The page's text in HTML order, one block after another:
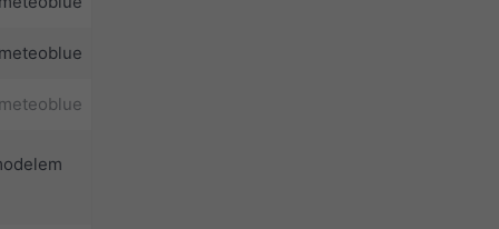
meteoblue
meteoblue